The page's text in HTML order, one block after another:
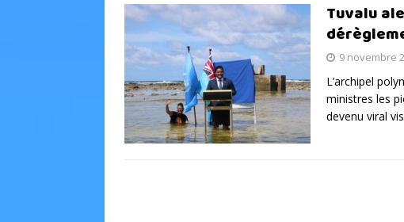
Tuvalu
9 novembre
L’archipel
ministres les
devenu viral